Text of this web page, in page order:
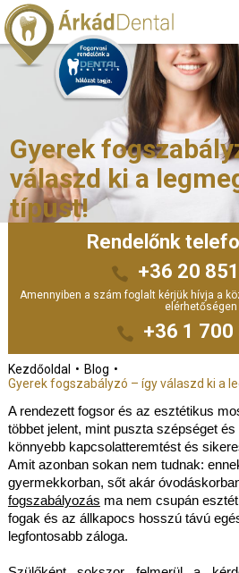
Gyerek
válaszd ki a
típust!
Rendelőnk
+36 20
Amennyiben a szám foglalt kérjük hívja a
elérhetőségen
+36 1 700
Kezdőoldal
Blog
Gyerek fogszabályzó – így válaszd ki a
A rendezett fogsor és az esztétikus
többet jelent, mint puszta szépséget
könnyebb kapcsolatteremtést és
Amit azonban sokan nem tudnak:
gyermekkorban, sőt akár
fogszabályozás ma nem csupán
fogak és az állkapocs hosszú távú
legfontosabb záloga.